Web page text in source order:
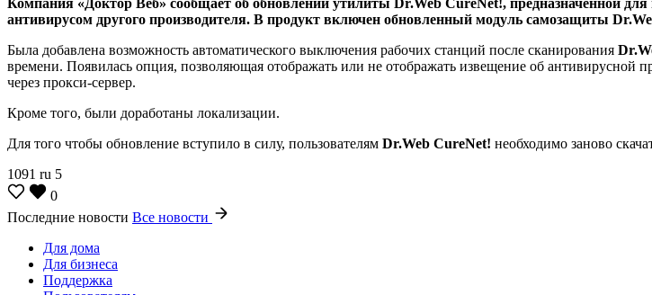
антивирусом другого производителя. В продукт включен обновленный модуль самозащиты
Была добавлена возможность автоматического выключения рабочих станций после сканирования
времени. Появилась опция, позволяющая отображать или не отображать извещение об антивирусной
через прокси-сервер.
Кроме того, были доработаны локализации.
Для того чтобы обновление вступило в силу, пользователям Dr.Web CureNet! необходимо заново
1091 ru 5
0
Последние новости Все новости
Для дома
Для бизнеса
Поддержка